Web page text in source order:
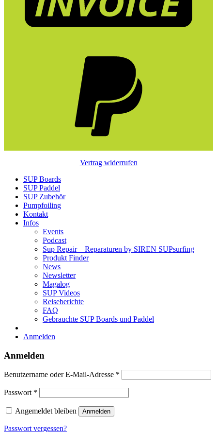
Vertrag widerrufen
SUP Boards
SUP Paddel
SUP Zubehör
Pumpfoiling
Kontakt
Infos
Events
Podcast
Sup Repair – Reparaturen by SIREN SUPsurfing
Produkt Finder
News
Newsletter
Magalog
SUP Videos
Reiseberichte
FAQ
Gebrauchte SUP Boards und Paddel
Anmelden
Anmelden
Benutzername oder E-Mail-Adresse *
Passwort *
Angemeldet bleiben Anmelden
Passwort vergessen?